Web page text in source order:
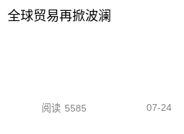
全球贸易再掀波澜
阅读 5585 07-24